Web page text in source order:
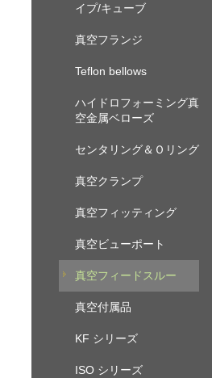
イプ/キューブ
真空フランジ
Teflon bellows
ハイドロフォーミング真
空金属ベローズ
センタリング＆Ｏリング
真空クランプ
真空フィッティング
真空ビューポート
真空フィードスルー
真空付属品
KF シリーズ
ISO シリーズ